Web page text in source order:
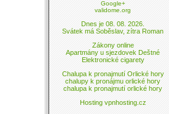
Google+
validome.org
Dnes je 08. 08. 2026.
Svátek má Soběslav, zítra Roman
Zákony online
Apartmány u sjezdovek Deštné
Elektronické cigarety
Chalupa k pronajmutí Orlické hory
chalupy k pronájmu orlické hory
chalupa k pronajmutí orlické hory
Hosting vpnhosting.cz